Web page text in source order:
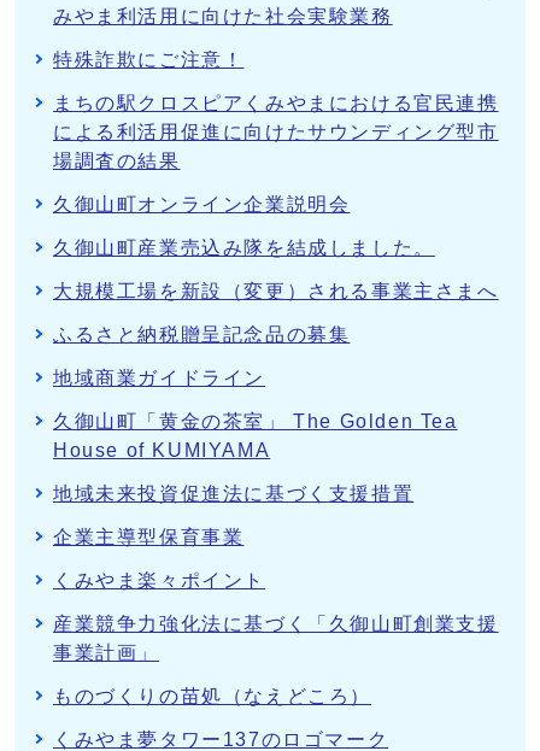
みやま利活用に向けた社会実験業務
特殊詐欺にご注意！
まちの駅クロスピアくみやまにおける官民連携
による利活用促進に向けたサウンディング型市
場調査の結果
久御山町オンライン企業説明会
久御山町産業売込み隊を結成しました。
大規模工場を新設（変更）される事業主さまへ
ふるさと納税贈呈記念品の募集
地域商業ガイドライン
久御山町「黄金の茶室」 The Golden Tea
House of KUMIYAMA
地域未来投資促進法に基づく支援措置
企業主導型保育事業
くみやま楽々ポイント
産業競争力強化法に基づく「久御山町創業支援
事業計画」
ものづくりの苗処（なえどころ）
くみやま夢タワー137のロゴマーク